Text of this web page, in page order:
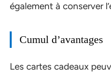
également à conserver
Cumul d’avantages
Les cartes cadeaux